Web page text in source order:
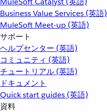
Business Value Services (英語)
MuleSoft Meet-up (英語)
サポート
ヘルプセンター (英語)
コミュニティ (英語)
チュートリアル (英語)
ドキュメント
Quick start guides (英語)
資料